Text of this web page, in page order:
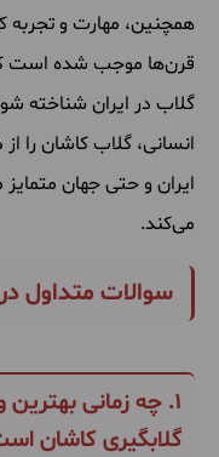
همچنین، مهارت و تجربه
قرن‌ها موجب شده است که
گلاب در ایران شناخته
انسانی، گلاب کاشان را
ایران و حتی جهان
می‌کند.
سوالات متداول
1. چه زمانی
گلابگیری کاشان